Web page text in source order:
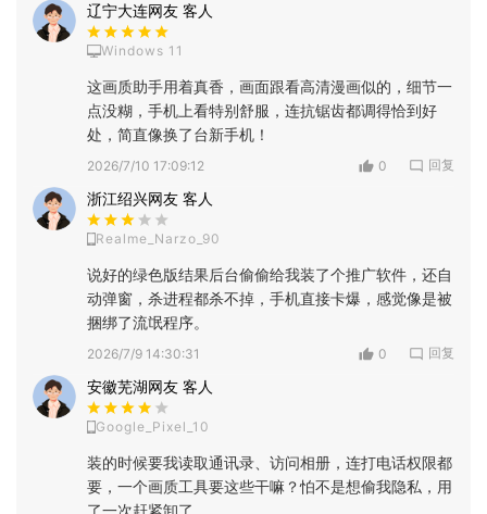
辽宁大连网友 客人
Windows 11
这画质助手用着真香，画面跟看高清漫画似的，细节一
点没糊，手机上看特别舒服，连抗锯齿都调得恰到好
处，简直像换了台新手机！
2026/7/10 17:09:12 0 回复
浙江绍兴网友 客人
Realme_Narzo_90
说好的绿色版结果后台偷偷给我装了个推广软件，还自
动弹窗，杀进程都杀不掉，手机直接卡爆，感觉像是被
捆绑了流氓程序。
2026/7/9 14:30:31 0 回复
安徽芜湖网友 客人
Google_Pixel_10
装的时候要我读取通讯录、访问相册，连打电话权限都
要，一个画质工具要这些干嘛？怕不是想偷我隐私，用
了一次赶紧卸了。